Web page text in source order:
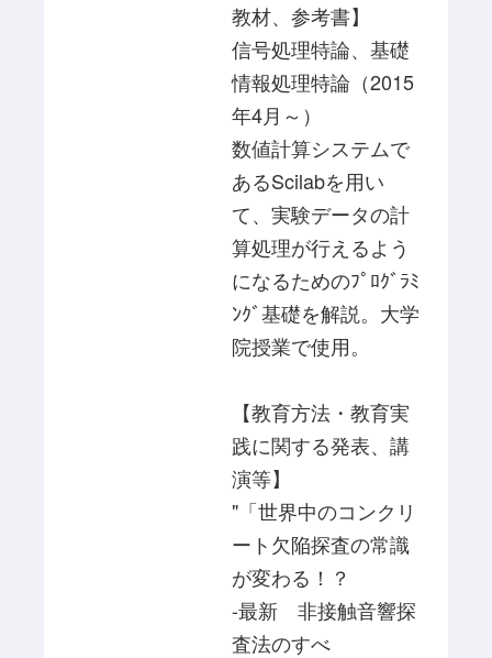
教材、参考書】
信号処理特論、基礎
情報処理特論（2015
年4月～）
数値計算システムで
あるScilabを用い
て、実験データの計
算処理が行えるよう
になるためのﾌﾟﾛｸﾞﾗﾐ
ﾝｸﾞ基礎を解説。大学
院授業で使用。
【教育方法・教育実
践に関する発表、講
演等】
"「世界中のコンクリ
ート欠陥探査の常識
が変わる！？
-最新 非接触音響探
査法のすべ